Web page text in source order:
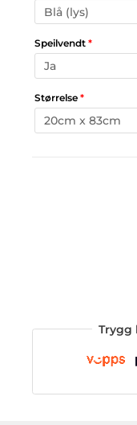
Speilvendt *
Størrelse *
Trygg